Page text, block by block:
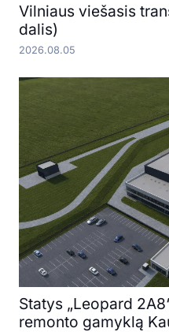
Vilniaus viešasis
dalis)
2026.08.05
Statys „Leopard
remonto gamyklą